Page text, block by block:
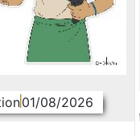
01/08/2026